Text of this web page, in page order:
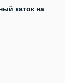
каток на